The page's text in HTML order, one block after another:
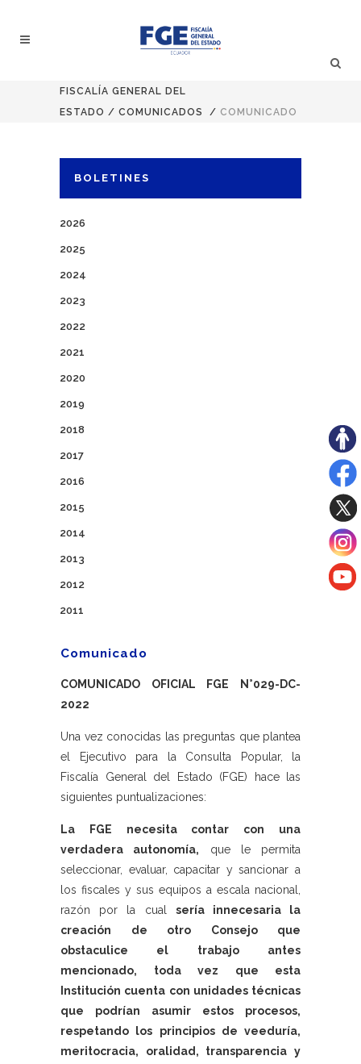
FISCALÍA GENERAL DEL
ESTADO / COMUNICADOS / COMUNICADO
BOLETINES
2026
2025
2024
2023
2022
2021
2020
2019
2018
2017
2016
2015
2014
2013
2012
2011
Comunicado
COMUNICADO OFICIAL FGE N°029-DC-
2022
Una vez conocidas las preguntas que plantea
el Ejecutivo para la Consulta Popular, la
Fiscalía General del Estado (FGE) hace las
siguientes puntualizaciones:
La FGE necesita contar con una
verdadera autonomía, que le permita
seleccionar, evaluar, capacitar y sancionar a
los fiscales y sus equipos a escala nacional,
razón por la cual sería innecesaria la
creación de otro Consejo que
obstaculice el trabajo antes
mencionado, toda vez que esta
Institución cuenta con unidades técnicas
que podrían asumir estos procesos,
respetando los principios de veeduría,
meritocracia, oralidad, transparencia y